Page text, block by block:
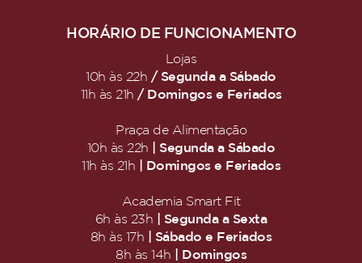
HORÁRIO DE FUNCIONAMENTO
Lojas
10h às 22h / Segunda a Sábado
11h às 21h / Domingos e Feriados
Praça de Alimentação
10h às 22h
| Segunda a Sábado
11h às 21h
| Domingos e Feriados
Academia Smart Fit
6h às 23h
| Segunda a Sexta
8h às 17h
| Sábado e Feriados
8h às 14h
| Domingos